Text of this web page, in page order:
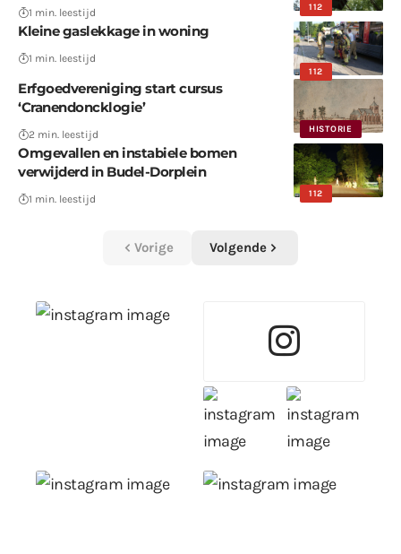
112
1 min. leestijd
112
Kleine gaslekkage in woning
1 min. leestijd
HISTORIE
Erfgoedvereniging start cursus
‘Cranendoncklogie’
2 min. leestijd
112
Omgevallen en instabiele bomen
verwijderd in Budel-Dorplein
1 min. leestijd
Vorige Volgende